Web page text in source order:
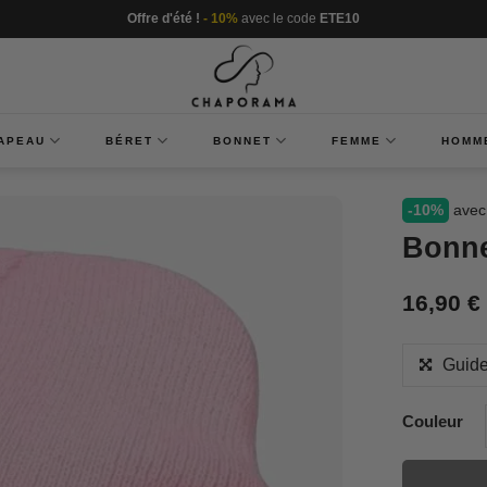
Offre d'été ! - 10% avec le code ETE10
BÉRET BONNET FEMME
-10%
16,90 €
Couleur